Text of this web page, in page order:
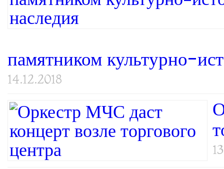
памятником культурно-
14.12.2018